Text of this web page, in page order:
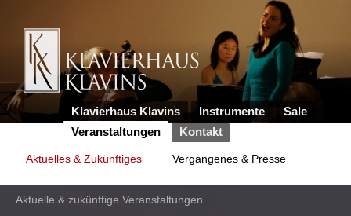
Klavierhaus Klavins Instrumente
Sale
Veranstaltungen
Kontakt
Aktuelles & Zukünftiges Vergangenes & Presse
Aktuelle & zukünftige Veranstaltungen